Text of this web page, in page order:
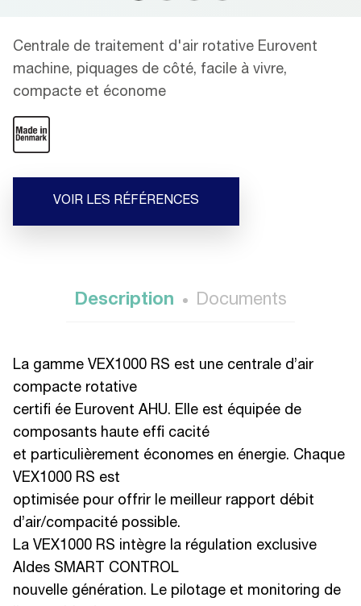
Centrale de traitement d'air rotative Eurovent
machine, piquages de côté, facile à vivre,
compacte et économe
VOIR LES RÉFÉRENCES
Description Documents
La gamme VEX1000 RS est une centrale d’air
compacte rotative
certifi ée Eurovent AHU. Elle est équipée de
composants haute effi cacité
et particulièrement économes en énergie. Chaque
VEX1000 RS est
optimisée pour offrir le meilleur rapport débit
d’air/compacité possible.
La VEX1000 RS intègre la régulation exclusive
Aldes SMART CONTROL
nouvelle génération. Le pilotage et monitoring de